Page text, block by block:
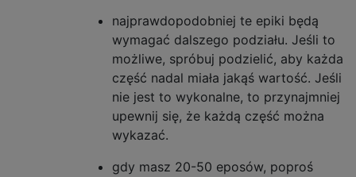
najprawdopodobniej te epiki będą
wymagać dalszego podziału. Jeśli to
możliwe, spróbuj podzielić, aby każda
część nadal miała jakąś wartość. Jeśli
nie jest to wykonalne, to przynajmniej
upewnij się, że każdą część można
wykazać.
gdy masz 20-50 eposów, poproś